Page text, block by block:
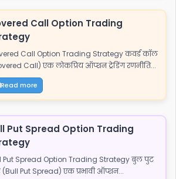
Call Option Trading
Call Option Trading Strategy कवर्ड कॉल
Call) एक लोकप्रिय ऑप्शन ट्रेडिंग रणनीति...
Read more
Put Spread Option Trading
Put Spread Option Trading Strategy बुल पुट
(Bull Put Spread) एक प्रभावी ऑप्शन...